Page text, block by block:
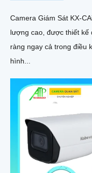
Camera Giám Sát KX-
lượng cao, được thiết kế
ràng ngay cả trong điều kiện ánh
hình...